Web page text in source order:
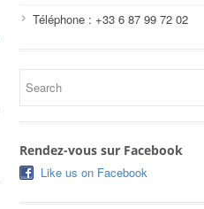
Téléphone : +33 6 87 99 72 02
Rendez-vous sur Facebook
Like us on Facebook